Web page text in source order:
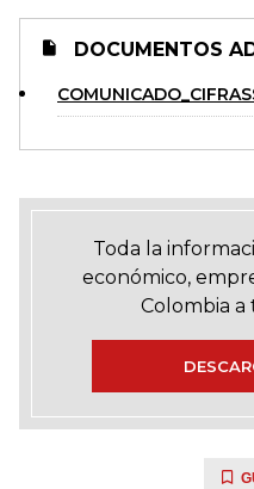
DOCUMENTOS
Toda la
económico,
Colombia a